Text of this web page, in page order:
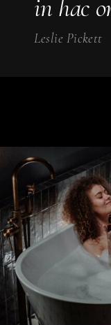
in hac
Leslie Pickett